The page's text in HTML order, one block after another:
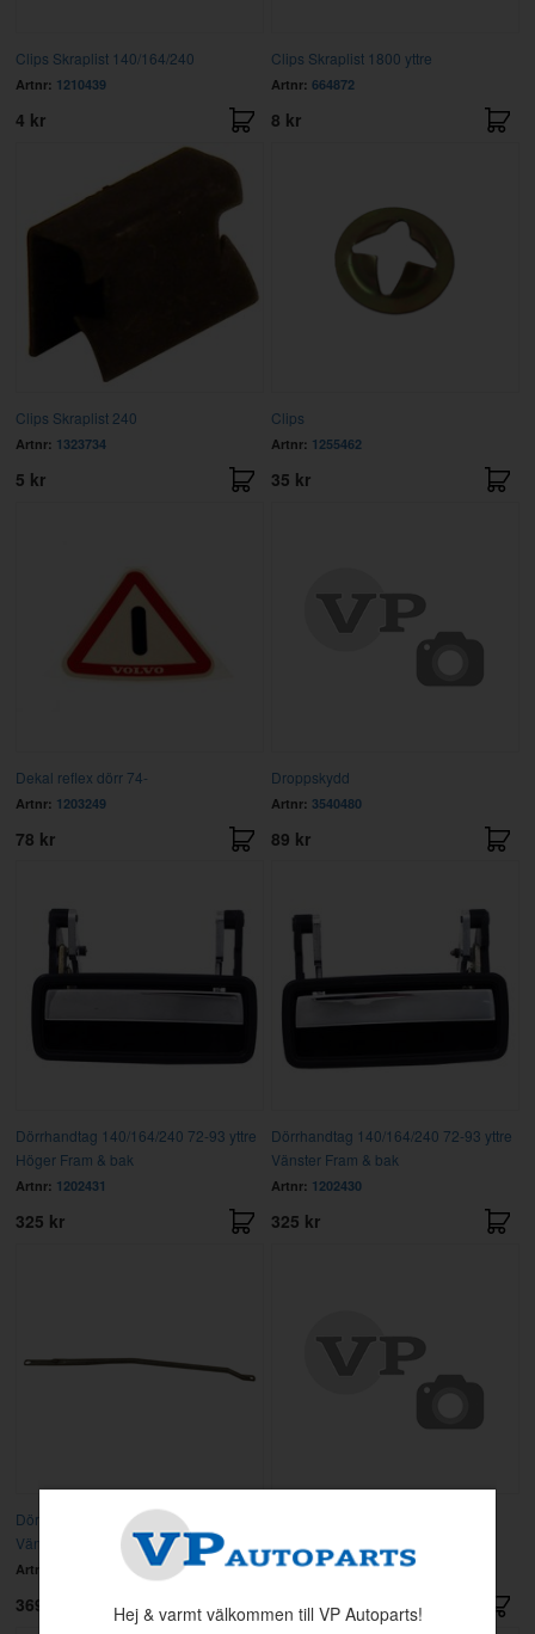
Clips Skraplist 140/164/240
Artnr: 1210439
4 kr
Clips Skraplist 1800 yttre
Artnr: 664872
8 kr
Clips Skraplist 240
Artnr: 1323734
5 kr
Clips
Artnr: 1255462
35 kr
Dekal reflex dörr 74-
Artnr: 1203249
78 kr
Droppskydd
Artnr: 3540480
89 kr
Dörrhandtag 140/164/240 72-93 yttre
Höger Fram & bak
Artnr: 1202431
325 kr
Dörrhandtag 140/164/240 72-93 yttre
Vänster Fram & bak
Artnr: 1202430
325 kr
Dörröppnare 140 1974/240 75-78
Vänster
Artnr:
369 kr
Artnr:1213389
295 kr
Hej & varmt välkommen till VP Autoparts!